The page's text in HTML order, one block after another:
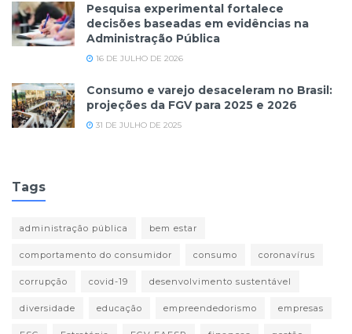
Pesquisa experimental fortalece
decisões baseadas em evidências na
Administração Pública
16 DE JULHO DE 2026
Consumo e varejo desaceleram no Brasil:
projeções da FGV para 2025 e 2026
31 DE JULHO DE 2025
Tags
administração pública bem estar
comportamento do consumidor consumo coronavírus
corrupção covid-19 desenvolvimento sustentável
diversidade educação empreendedorismo empresas